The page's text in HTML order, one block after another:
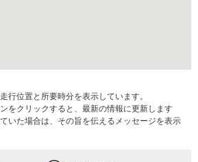
行位置と所要時分を表示しています。
をクリックすると、最新の情報に更新します
いた場合は、その旨を伝えるメッセージを表示